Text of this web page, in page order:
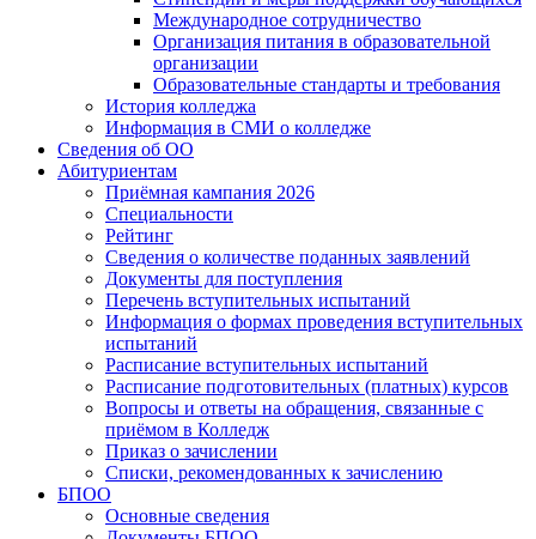
Международное сотрудничество
Организация питания в образовательной
организации
Образовательные стандарты и требования
История колледжа
Информация в СМИ о колледже
Сведения об ОО
Абитуриентам
Приёмная кампания 2026
Специальности
Рейтинг
Сведения о количестве поданных заявлений
Документы для поступления
Перечень вступительных испытаний
Информация о формах проведения вступительных
испытаний
Расписание вступительных испытаний
Расписание подготовительных (платных) курсов
Вопросы и ответы на обращения, связанные с
приёмом в Колледж
Приказ о зачислении
Списки, рекомендованных к зачислению
БПОО
Основные сведения